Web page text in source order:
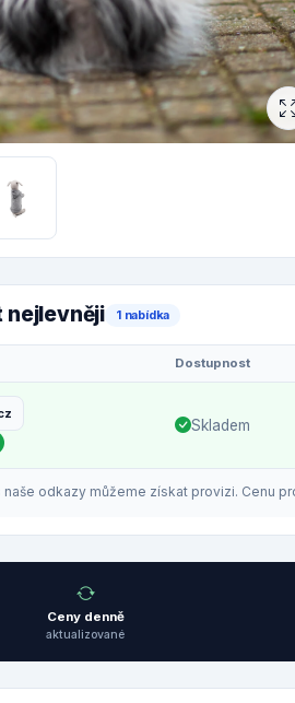
nejlevněji 1 nabídka
Dostupnost
Skladem
naše odkazy můžeme získat provizi. Cenu
Ceny denně
aktualizované